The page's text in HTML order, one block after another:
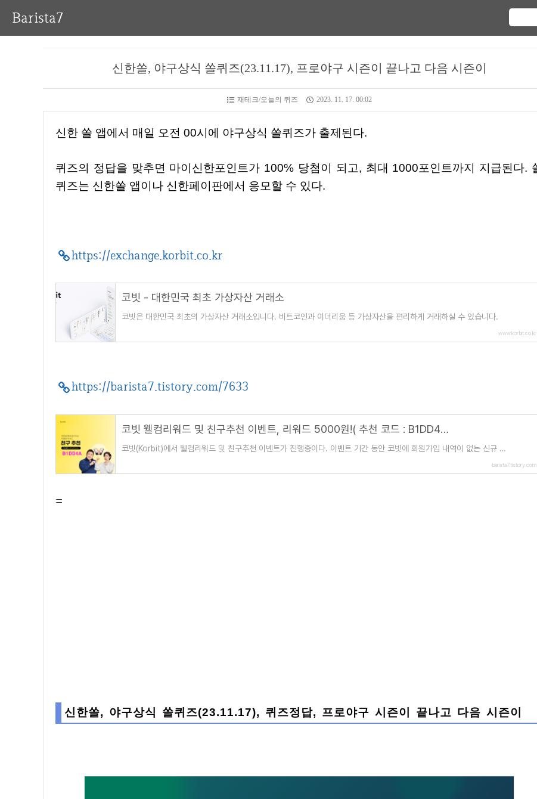
Barista7
신한쏠, 야구상식 쏠퀴즈(23.11.17), 프로야구 시즌이 끝나고 다음 시즌이
재테크/오늘의 퀴즈 2023. 11. 17. 00:02
신한 쏠 앱에서 매일 오전 00시에 야구상식 쏠퀴즈가 출제된다.
퀴즈의 정답을 맞추면 마이신한포인트가 100% 당첨이 되고, 최대 1000포인트까지 지급된다. 쏠
퀴즈는 신한쏠 앱이나 신한페이판에서 응모할 수 있다.
https://exchange.korbit.co.kr
코빗 - 대한민국 최초 가상자산 거래소
코빗은 대한민국 최초의 가상자산 거래소입니다. 비트코인과 이더리움 등 가상자산을 편리하게 거래하실 수 있습니다.
www.korbit.co.kr
https://barista7.tistory.com/7633
코빗 웰컴리워드 및 친구추천 이벤트, 리워드 5000원!( 추천 코드 : B1DD4A )
코빗(Korbit)에서 웰컴리워드 및 친구추천 이벤트가 진행중이다. 이벤트 기간 동안 코빗에 회원가입 내역이 없는 신규 이
barista7.tistory.com
=
신한쏠, 야구상식 쏠퀴즈(23.11.17), 퀴즈정답, 프로야구 시즌이 끝나고 다음 시즌이